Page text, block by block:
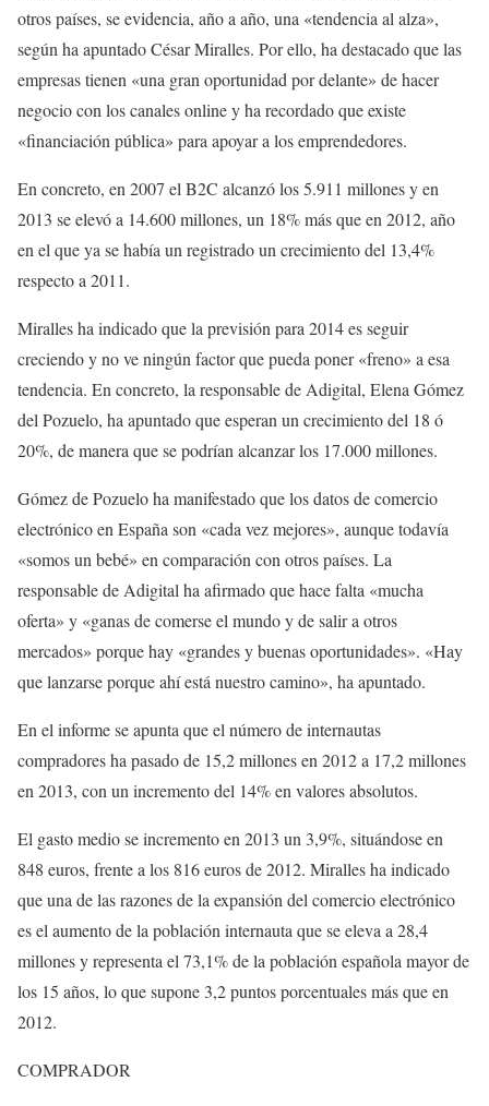
otros países, se evidencia, año a año, una «tendencia al alza»,
según ha apuntado César Miralles. Por ello, ha destacado que las
empresas tienen «una gran oportunidad por delante» de hacer
negocio con los canales online y ha recordado que existe
«financiación pública» para apoyar a los emprendedores.
En concreto, en 2007 el B2C alcanzó los 5.911 millones y en
2013 se elevó a 14.600 millones, un 18% más que en 2012, año
en el que ya se había un registrado un crecimiento del 13,4%
respecto a 2011.
Miralles ha indicado que la previsión para 2014 es seguir
creciendo y no ve ningún factor que pueda poner «freno» a esa
tendencia. En concreto, la responsable de Adigital, Elena Gómez
del Pozuelo, ha apuntado que esperan un crecimiento del 18 ó
20%, de manera que se podrían alcanzar los 17.000 millones.
Gómez de Pozuelo ha manifestado que los datos de comercio
electrónico en España son «cada vez mejores», aunque todavía
«somos un bebé» en comparación con otros países. La
responsable de Adigital ha afirmado que hace falta «mucha
oferta» y «ganas de comerse el mundo y de salir a otros
mercados» porque hay «grandes y buenas oportunidades». «Hay
que lanzarse porque ahí está nuestro camino», ha apuntado.
En el informe se apunta que el número de internautas
compradores ha pasado de 15,2 millones en 2012 a 17,2 millones
en 2013, con un incremento del 14% en valores absolutos.
El gasto medio se incremento en 2013 un 3,9%, situándose en
848 euros, frente a los 816 euros de 2012. Miralles ha indicado
que una de las razones de la expansión del comercio electrónico
es el aumento de la población internauta que se eleva a 28,4
millones y representa el 73,1% de la población española mayor de
los 15 años, lo que supone 3,2 puntos porcentuales más que en
2012.
COMPRADOR